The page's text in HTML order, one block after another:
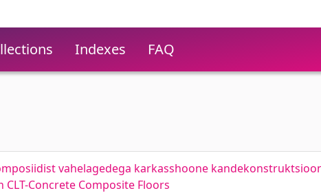
Indexes FAQ
vahelagedega karkasshoone
Concrete Composite Floors